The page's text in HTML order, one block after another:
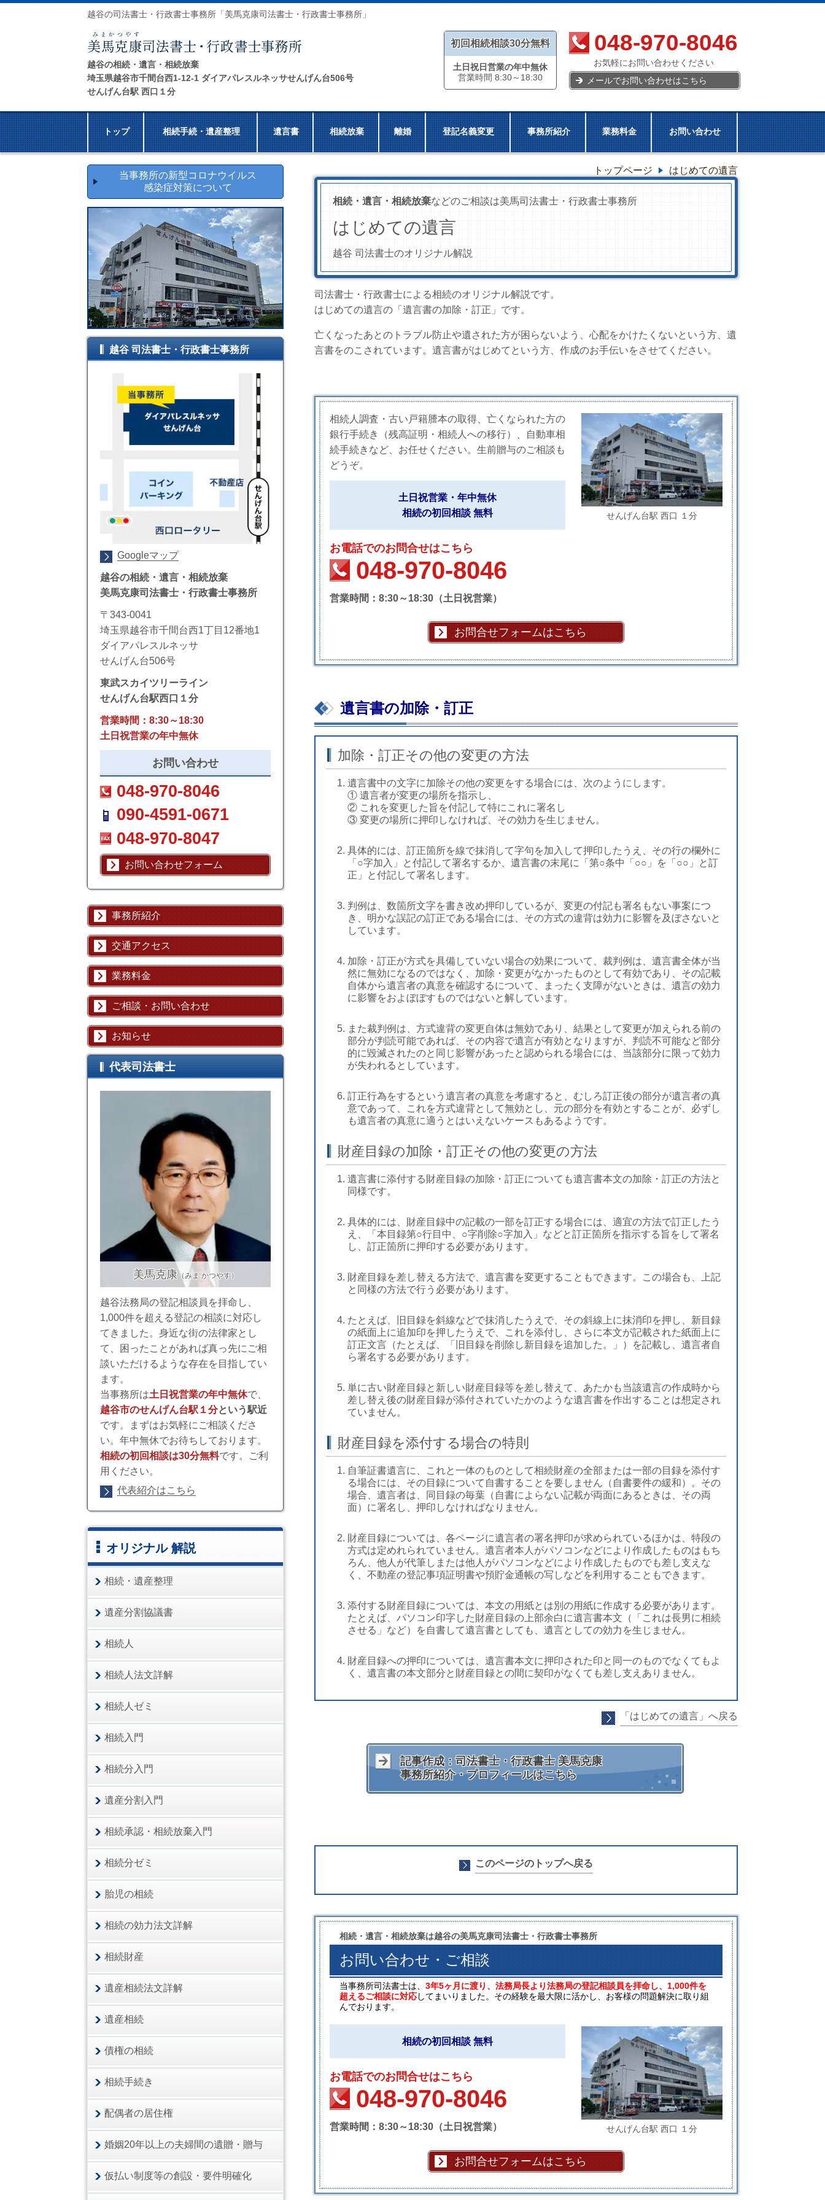
越谷の司法書士・行政書士事務所「美馬克康司法書士・行政書士事務所」
越谷の相続・遺言・相続放棄
埼玉県越谷市千間台西1-12-1 ダイアパレスルネッサせんげん台506号
せんげん台駅 西口１分
初回相続相談30分無料
土日祝日営業の年中無休
営業時間 8:30～18:30
048-970-8046
お気軽にお問い合わせください
メールでお問い合わせはこちら
トップ 相続手続・遺産整理 遺言書 相続放棄 離婚 登記名義変更 事務所紹介 業務料金 お問い合わせ
トップページ はじめての遺言
相続・遺言・相続放棄などのご相談は美馬司法書士・行政書士事務所
はじめての遺言
越谷 司法書士のオリジナル解説
司法書士・行政書士による相続のオリジナル解説です。
はじめての遺言の「遺言書の加除・訂正」です。
亡くなったあとのトラブル防止や遺された方が困らないよう、心配をかけたくないという方、遺
言書をのこされています。遺言書がはじめてという方、作成のお手伝いをさせてください。
せんげん台駅 西口 １分
相続人調査・古い戸籍謄本の取得、亡くなられた方の
銀行手続き（残高証明・相続人への移行）、自動車相
続手続きなど、お任せください。生前贈与のご相談も
どうぞ。
土日祝営業・年中無休
相続の初回相談 無料
お電話でのお問合せはこちら
048-970-8046
営業時間：8:30～18:30（土日祝営業）
お問合せフォームはこちら
遺言書の加除・訂正
加除・訂正その他の変更の方法
遺言書中の文字に加除その他の変更をする場合には、次のようにします。
① 遺言者が変更の場所を指示し、
② これを変更した旨を付記して特にこれに署名し
③ 変更の場所に押印しなければ、その効力を生じません。
具体的には、訂正箇所を線で抹消して字句を加入して押印したうえ、その行の欄外に
「○字加入」と付記して署名するか、遺言書の末尾に「第○条中「○○」を「○○」と訂
正」と付記して署名します。
判例は、数箇所文字を書き改め押印しているが、変更の付記も署名もない事案につ
き、明かな誤記の訂正である場合には、その方式の違背は効力に影響を及ぼさないと
しています。
加除・訂正が方式を具備していない場合の効果について、裁判例は、遺言書全体が当
然に無効になるのではなく、加除・変更がなかったものとして有効であり、その記載
自体から遺言者の真意を確認するについて、まったく支障がないときは、遺言の効力
に影響をおよぼぼすものではないと解しています。
また裁判例は、方式違背の変更自体は無効であり、結果として変更が加えられる前の
部分が判読可能であれば、その内容で遺言が有効となりますが、判読不可能など部分
的に毀滅されたのと同じ影響があったと認められる場合には、当該部分に限って効力
が失われるとしています。
訂正行為をするという遺言者の真意を考慮すると、むしろ訂正後の部分が遺言者の真
意であって、これを方式違背として無効とし、元の部分を有効とすることが、必ずし
も遺言者の真意に適うとはいえないケースもあるようです。
財産目録の加除・訂正その他の変更の方法
遺言書に添付する財産目録の加除・訂正についても遺言書本文の加除・訂正の方法と
同様です。
具体的には、財産目録中の記載の一部を訂正する場合には、適宜の方法で訂正したう
え、「本目録第○行目中、○字削除○字加入」などと訂正箇所を指示する旨をして署名
し、訂正箇所に押印する必要があります。
財産目録を差し替える方法で、遺言書を変更することもできます。この場合も、上記
と同様の方法で行う必要があります。
たとえば、旧目録を斜線などで抹消したうえで、その斜線上に抹消印を押し、新目録
の紙面上に追加印を押したうえで、これを添付し、さらに本文が記載された紙面上に
訂正文言（たとえば、「旧目録を削除し新目録を追加した。」）を記載し、遺言者自
ら署名する必要があります。
単に古い財産目録と新しい財産目録等を差し替えて、あたかも当該遺言の作成時から
差し替え後の財産目録が添付されていたかのような遺言書を作出することは想定され
ていません。
財産目録を添付する場合の特則
自筆証書遺言に、これと一体のものとして相続財産の全部または一部の目録を添付す
る場合には、その目録について自書することを要しません（自書要件の緩和）。その
場合、遺言者は、同目録の毎葉（自書によらない記載が両面にあるときは、その両
面）に署名し、押印しなければなりません。
財産目録については、各ページに遺言者の署名押印が求められているほかは、特段の
方式は定めれられていません。遺言者本人がパソコンなどにより作成したものはもち
ろん、他人が代筆しまたは他人がパソコンなどにより作成したものでも差し支えな
く、不動産の登記事項証明書や預貯金通帳の写しなどを利用することもできます。
添付する財産目録については、本文の用紙とは別の用紙に作成する必要があります。
たとえば、パソコン印字した財産目録の上部余白に遺言書本文（「これは長男に相続
させる」など）を自書して遺言書としても、遺言としての効力を生じません。
財産目録への押印については、遺言書本文に押印された印と同一のものでなくてもよ
く、遺言書の本文部分と財産目録との間に契印がなくても差し支えありません。
「はじめての遺言」へ戻る
記事作成：司法書士・行政書士 美馬克康
事務所紹介・プロフィールはこちら
このページのトップへ戻る
相続・遺言・相続放棄は越谷の美馬克康司法書士・行政書士事務所
お問い合わせ・ご相談
当事務所司法書士は、 3年5ヶ月に渡り、法務局長より法務局の登記相談員を拝命し、1,000件を
超えるご相談に対応してまいりました。その経験を最大限に活かし、お客様の問題解決に取り組
んでおります。
せんげん台駅 西口 １分
相続の初回相談 無料
お電話でのお問合せはこちら
048-970-8046
営業時間：8:30～18:30（土日祝営業）
お問合せフォームはこちら
当事務所の新型コロナウイルス
感染症対策について
越谷 司法書士・行政書士事務所
Googleマップ
越谷の相続・遺言・相続放棄
美馬克康司法書士・行政書士事務所
〒343-0041
埼玉県越谷市千間台西1丁目12番地1
ダイアパレスルネッサ
せんげん台506号
東武スカイツリーライン
せんげん台駅西口１分
営業時間：8:30～18:30
土日祝営業の年中無休
お問い合わせ
048-970-8046
090-4591-0671
048-970-8047
お問い合わせフォーム
事務所紹介
交通アクセス
業務料金
ご相談・お問い合わせ
お知らせ
代表司法書士
美馬克康（みま かつやす）
越谷法務局の登記相談員を拝命し、
1,000件を超える登記の相談に対応し
てきました。身近な街の法律家とし
て、困ったことがあれば真っ先にご相
談いただけるような存在を目指してい
ます。
当事務所は土日祝営業の年中無休で、
越谷市のせんげん台駅１分という駅近
です。まずはお気軽にご相談くださ
い。年中無休でお待ちしております。
相続の初回相談は30分無料です。ご利
用ください。
代表紹介はこちら
オリジナル 解説
相続・遺産整理
遺産分割協議書
相続人
相続人法文詳解
相続人ゼミ
相続入門
相続分入門
遺産分割入門
相続承認・相続放棄入門
相続分ゼミ
胎児の相続
相続の効力法文詳解
相続財産
遺産相続法文詳解
遺産相続
債権の相続
相続手続き
配偶者の居住権
婚姻20年以上の夫婦間の遺贈・贈与
仮払い制度等の創設・要件明確化